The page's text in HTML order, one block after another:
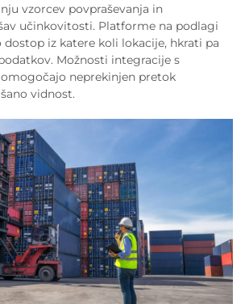
vzorcev povpraševanja in
učinkovitosti. Platforme na podlagi
iz katere koli lokacije, hkrati pa
Možnosti integracije s
neprekinjen pretok
vidnost.